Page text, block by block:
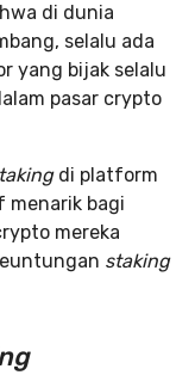
di dunia
selalu ada
yang bijak selalu
pasar crypto
di platform
menarik bagi
mereka
staking